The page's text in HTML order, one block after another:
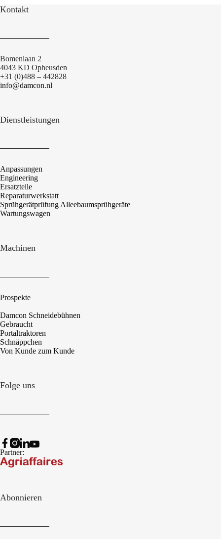
Kontakt
Bomenlaan 2
4043 KD Opheusden
+31 (0)488 – 442828
info@damcon.nl
Dienstleistungen
Anpassungen
Engineering
Ersatzteile
Reparaturwerkstatt
Sprühgerätprüfung Alleebaumsprühgeräte
Wartungswagen
Machinen
Prospekte
Damcon Schneidebühnen
Gebraucht
Portaltraktoren
Schnäppchen
Von Kunde zum Kunde
Folge uns
Partner:
Abonnieren